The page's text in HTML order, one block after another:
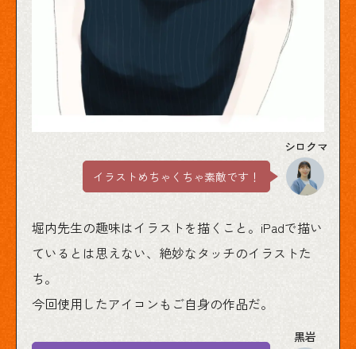
イラストめちゃくちゃ素敵です！
堀内先生の趣味はイラストを描くこと。iPadで描い
ているとは思えない、絶妙なタッチのイラストた
ち。
今回使用したアイコンもご自身の作品だ。